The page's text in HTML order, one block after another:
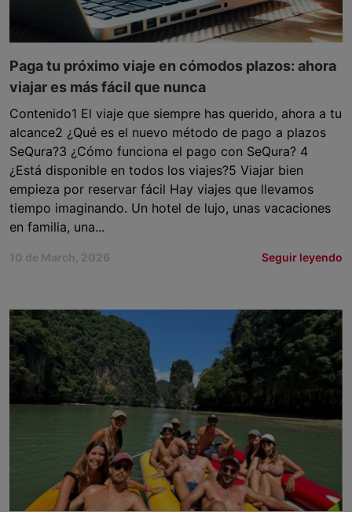
Paga tu próximo viaje en cómodos plazos: ahora
viajar es más fácil que nunca
Contenido1 El viaje que siempre has querido, ahora a tu
alcance2 ¿Qué es el nuevo método de pago a plazos
SeQura?3 ¿Cómo funciona el pago con SeQura? 4
¿Está disponible en todos los viajes?5 Viajar bien
empieza por reservar fácil Hay viajes que llevamos
tiempo imaginando. Un hotel de lujo, unas vacaciones
en familia, una...
10 de March, 2026 Seguir leyendo